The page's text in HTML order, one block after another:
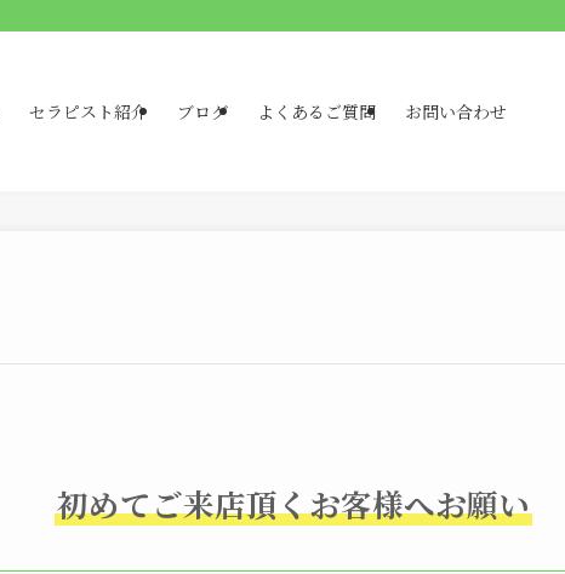
セラピスト紹介 ブログ よくあるご質問 お問い合わせ
初めてご来店頂くお客様へお願い